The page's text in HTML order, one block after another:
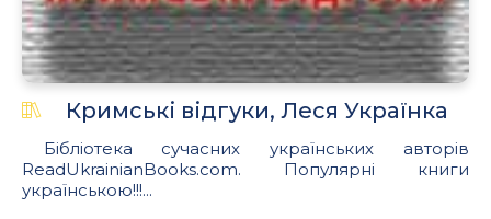
Кримські відгуки, Леся Українка
Бібліотека сучасних українських авторів
ReadUkrainianBooks.com. Популярні книги
українською!!!...